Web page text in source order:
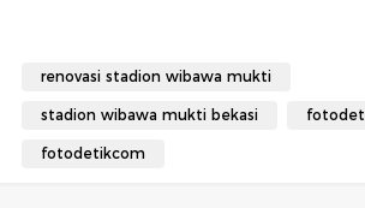
renovasi stadion wibawa mukti
stadion wibawa mukti bekasi
fotodetikcom